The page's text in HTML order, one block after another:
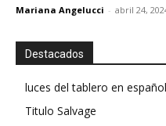
Mariana Angelucci - abril 24,
Destacados
luces del tablero en español
Titulo Salvage